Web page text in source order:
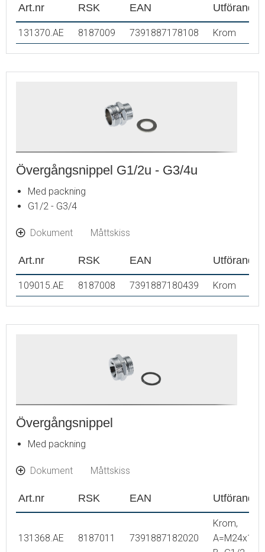
Art.nr RSK EAN Utförande
131370.AE 8187009 7391887178108 Krom
Övergångsnippel G1/2u - G3/4u
Med packning
G1/2 - G3/4
Dokument Måttskiss
Art.nr RSK EAN Utförande
109015.AE 8187008 7391887180439 Krom
Övergångsnippel
Med packning
Dokument Måttskiss
Art.nr RSK EAN Utförande
131368.AE 8187011 7391887182020
Krom,
A=M24x1 -